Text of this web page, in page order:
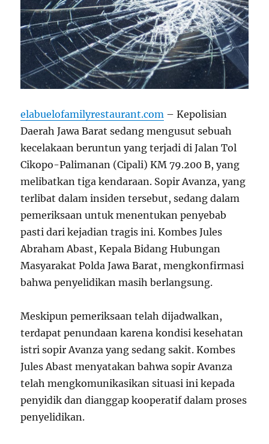
elabuelofamilyrestaurant.com – Kepolisian
Daerah Jawa Barat sedang mengusut sebuah
kecelakaan beruntun yang terjadi di Jalan Tol
Cikopo-Palimanan (Cipali) KM 79.200 B, yang
melibatkan tiga kendaraan. Sopir Avanza, yang
terlibat dalam insiden tersebut, sedang dalam
pemeriksaan untuk menentukan penyebab
pasti dari kejadian tragis ini. Kombes Jules
Abraham Abast, Kepala Bidang Hubungan
Masyarakat Polda Jawa Barat, mengkonfirmasi
bahwa penyelidikan masih berlangsung.
Meskipun pemeriksaan telah dijadwalkan,
terdapat penundaan karena kondisi kesehatan
istri sopir Avanza yang sedang sakit. Kombes
Jules Abast menyatakan bahwa sopir Avanza
telah mengkomunikasikan situasi ini kepada
penyidik dan dianggap kooperatif dalam proses
penyelidikan.